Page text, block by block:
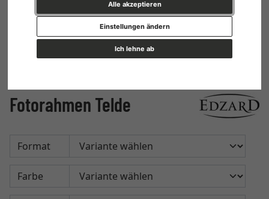
Alle akzeptieren
Ich lehne ab
Einstellungen ändern
Fotorahmen Telde
Format
Farbe